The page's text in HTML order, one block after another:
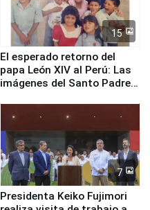
15
El esperado retorno del
papa León XIV al Perú: Las
imágenes del Santo Padre
7
Presidenta Keiko Fujimori